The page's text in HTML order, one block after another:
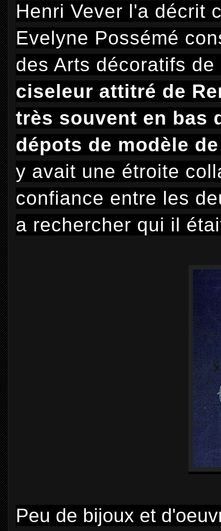
Henri Vever l'a décrit
Evelyne Possémé
des Arts décoratifs
ciseleur attitré de
très souvent en bas
dépots de modèle
y avait une étroite
confiance entre les
a rechercher qui il
Peu de bijoux et